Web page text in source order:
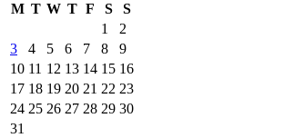
M T W T F S
S
1
2
3
4 5 6 7 8
9
10 11 12 13 14 15 16
17 18 19 20 21 22 23
24 25 26 27 28 29 30
31